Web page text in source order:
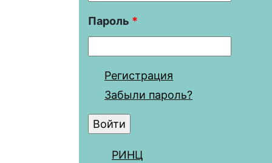
Пароль *
Регистрация
Забыли пароль?
РИНЦ